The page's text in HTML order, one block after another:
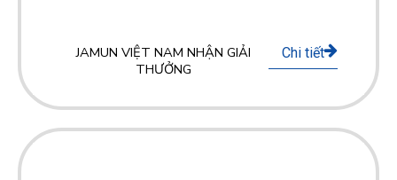
JAMUN VIỆT NAM NHẬN GIẢI
THƯỞNG
Chi tiết